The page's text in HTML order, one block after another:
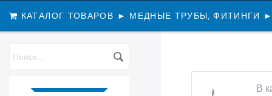
КАТАЛОГ ТОВАРОВ ► МЕДНЫЕ ТРУБЫ, ФИТИНГИ ►
В